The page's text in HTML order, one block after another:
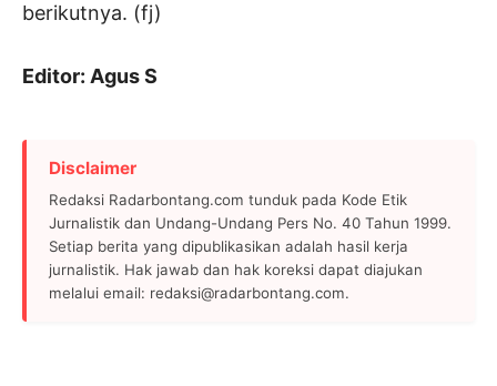
berikutnya. (fj)
Editor: Agus S
Disclaimer
Redaksi Radarbontang.com tunduk pada Kode Etik
Jurnalistik dan Undang-Undang Pers No. 40 Tahun 1999.
Setiap berita yang dipublikasikan adalah hasil kerja
jurnalistik. Hak jawab dan hak koreksi dapat diajukan
melalui email: redaksi@radarbontang.com.